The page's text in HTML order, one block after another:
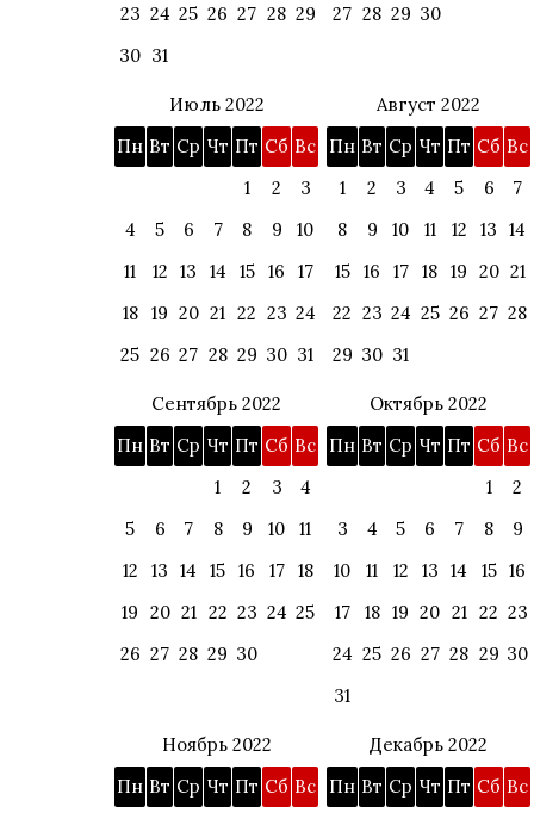
23 24 25 26 27 28 29
30 31
27 28 29 30
Июль 2022
Пн Вт Ср Чт Пт Сб Вс
1
2
3
4
5 6 7 8 9
10
11
12 13 14 15 16
17
18
19 20 21 22 23 24
25 26 27 28 29 30 31
Август 2022
Пн Вт Ср Чт Пт Сб Вс
1
2 3 4 5 6
7
8
9 10 11 12 13 14
15
16 17 18 19 20 21
22 23 24 25 26 27 28
29 30 31
Сентябрь 2022
Пн Вт Ср Чт Пт Сб Вс
1
2 3
4
5
6 7 8 9 10
11
12
13 14 15 16 17
18
19 20 21 22 23 24 25
26 27 28 29 30
Октябрь 2022
Пн Вт Ср Чт Пт Сб Вс
1
2
3
4 5 6 7 8
9
10
11 12 13 14 15 16
17
18 19 20 21 22 23
24 25 26 27 28 29 30
31
Ноябрь 2022
Пн Вт Ср Чт Пт Сб Вс
Декабрь 2022
Пн Вт Ср Чт Пт Сб Вс